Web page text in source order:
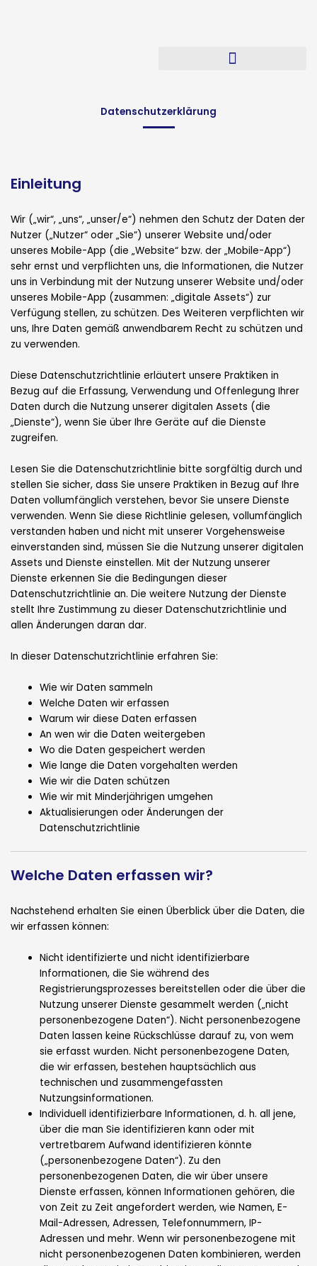
Datenschutzerklärung
Einleitung
Wir („wir“, „uns“, „unser/e“) nehmen den Schutz der Daten der
Nutzer („Nutzer“ oder „Sie“) unserer Website und/oder
unseres Mobile-App (die „Website“ bzw. der „Mobile-App“)
sehr ernst und verpflichten uns, die Informationen, die Nutzer
uns in Verbindung mit der Nutzung unserer Website und/oder
unseres Mobile-App (zusammen: „digitale Assets“) zur
Verfügung stellen, zu schützen. Des Weiteren verpflichten wir
uns, Ihre Daten gemäß anwendbarem Recht zu schützen und
zu verwenden.
Diese Datenschutzrichtlinie erläutert unsere Praktiken in
Bezug auf die Erfassung, Verwendung und Offenlegung Ihrer
Daten durch die Nutzung unserer digitalen Assets (die
„Dienste“), wenn Sie über Ihre Geräte auf die Dienste
zugreifen.
Lesen Sie die Datenschutzrichtlinie bitte sorgfältig durch und
stellen Sie sicher, dass Sie unsere Praktiken in Bezug auf Ihre
Daten vollumfänglich verstehen, bevor Sie unsere Dienste
verwenden. Wenn Sie diese Richtlinie gelesen, vollumfänglich
verstanden haben und nicht mit unserer Vorgehensweise
einverstanden sind, müssen Sie die Nutzung unserer digitalen
Assets und Dienste einstellen. Mit der Nutzung unserer
Dienste erkennen Sie die Bedingungen dieser
Datenschutzrichtlinie an. Die weitere Nutzung der Dienste
stellt Ihre Zustimmung zu dieser Datenschutzrichtlinie und
allen Änderungen daran dar.
In dieser Datenschutzrichtlinie erfahren Sie:
Wie wir Daten sammeln
Welche Daten wir erfassen
Warum wir diese Daten erfassen
An wen wir die Daten weitergeben
Wo die Daten gespeichert werden
Wie lange die Daten vorgehalten werden
Wie wir die Daten schützen
Wie wir mit Minderjährigen umgehen
Aktualisierungen oder Änderungen der
Datenschutzrichtlinie
Welche Daten erfassen wir?
Nachstehend erhalten Sie einen Überblick über die Daten, die
wir erfassen können:
Nicht identifizierte und nicht identifizierbare
Informationen, die Sie während des
Registrierungsprozesses bereitstellen oder die über die
Nutzung unserer Dienste gesammelt werden („nicht
personenbezogene Daten“). Nicht personenbezogene
Daten lassen keine Rückschlüsse darauf zu, von wem
sie erfasst wurden. Nicht personenbezogene Daten,
die wir erfassen, bestehen hauptsächlich aus
technischen und zusammengefassten
Nutzungsinformationen.
Individuell identifizierbare Informationen, d. h. all jene,
über die man Sie identifizieren kann oder mit
vertretbarem Aufwand identifizieren könnte
(„personenbezogene Daten“). Zu den
personenbezogenen Daten, die wir über unsere
Dienste erfassen, können Informationen gehören, die
von Zeit zu Zeit angefordert werden, wie Namen, E-
Mail-Adressen, Adressen, Telefonnummern, IP-
Adressen und mehr. Wenn wir personenbezogene mit
nicht personenbezogenen Daten kombinieren, werden